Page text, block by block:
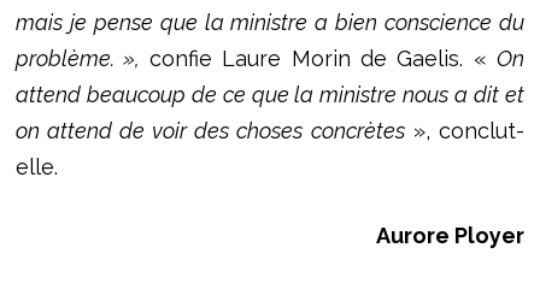
mais je pense que la ministre a bien conscience du
problème. », confie Laure Morin de Gaelis. «On
attend beaucoup de ce que la ministre nous a dit et
on attend de voir des choses concrètes», conclut-
elle.
Aurore Ployer